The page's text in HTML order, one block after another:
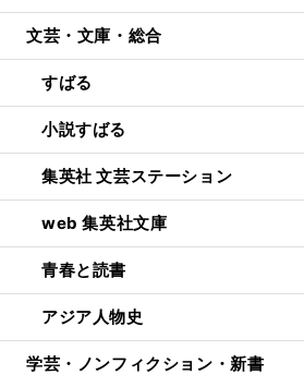
文芸・文庫・総合
すばる
小説すばる
集英社 文芸ステーション
web 集英社文庫
青春と読書
アジア人物史
学芸・ノンフィクション・新書